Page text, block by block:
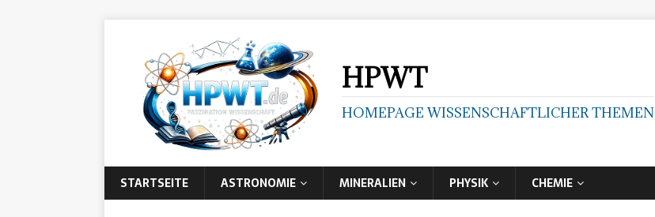
HPWT
HOMEPAGE WISSENSCHAFTLICHER THEMEN
STARTSEITE ASTRONOMIE MINERALIEN PHYSIK CHEMIE